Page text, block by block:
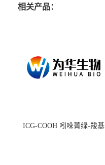
相关产品：
ICG-COOH 吲哚菁绿-羧基